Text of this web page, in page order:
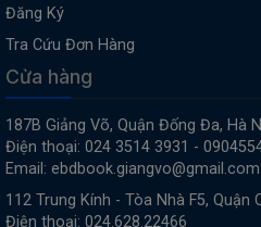
Đăng Ký
Tra Cứu Đơn Hàng
Cửa hàng
187B Giảng Võ, Quận Đống Đa, Hà
Điện thoại: 024 3514 3931 -
Email: ebdbook.giangvo@gmail.com
112 Trung Kính - Tòa Nhà F5, Quận
Điện thoại: 024.628.22466